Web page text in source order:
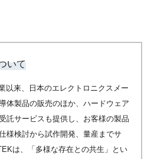
いて
以来、日本のエレクトロニクスメー
体製品の販売のほか、ハードウェア
託サービスも提供し、お客様の製品
様検討から試作開発、量産までサ
は、「多様な存在との共生」とい